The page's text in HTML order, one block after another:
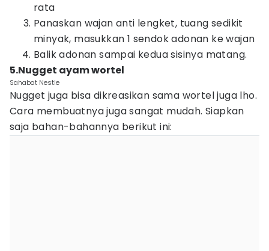
rata
Panaskan wajan anti lengket, tuang sedikit
minyak, masukkan 1 sendok adonan ke wajan
Balik adonan sampai kedua sisinya matang.
5.Nugget ayam wortel
Sahabat Nestle
Nugget juga bisa dikreasikan sama wortel juga lho.
Cara membuatnya juga sangat mudah. Siapkan
saja bahan-bahannya berikut ini: